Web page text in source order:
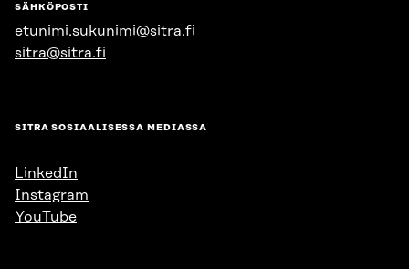
SÄHKÖPOSTI
etunimi.sukunimi@sitra.fi
sitra@sitra.fi
SITRA SOSIAALISESSA MEDIASSA
LinkedIn
Instagram
YouTube